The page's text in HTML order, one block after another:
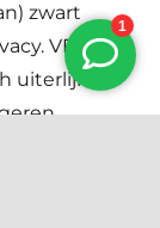
zwart
VRX1®
uiterlijk